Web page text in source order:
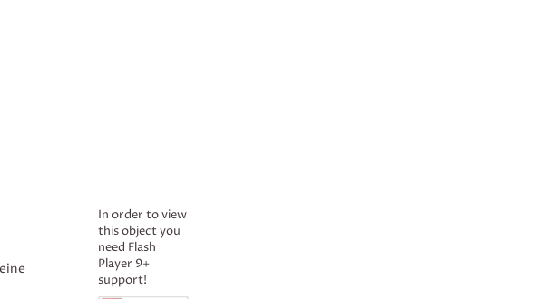
In order to view
this object you
need Flash
Player 9+
support!